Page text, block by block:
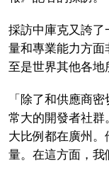
採訪中庫克又誇了
量和專業能力方
至是世界其他各地
「除了和供應商
常大的開發者社群
大比例都在廣州
量。在這方面，我